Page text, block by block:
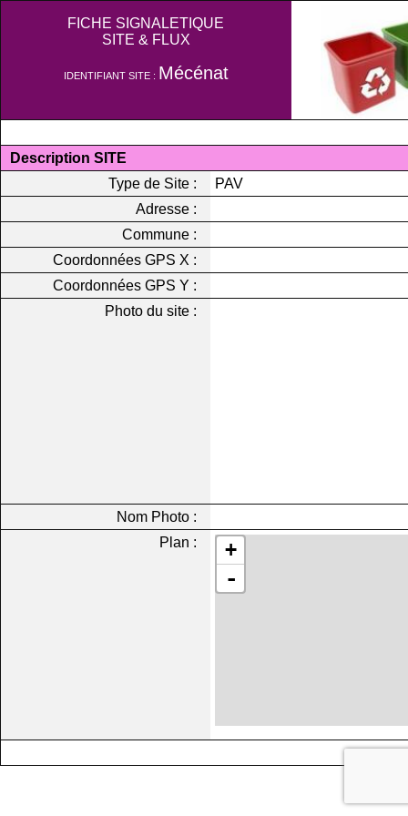
FICHE SIGNALETIQUE
SITE & FLUX
IDENTIFIANT SITE : Mécénat
Description SITE
Type de Site :
PAV
Adresse :
Commune :
Coordonnées GPS X :
Coordonnées GPS Y :
Photo du site :
Nom Photo :
Plan :
+
-